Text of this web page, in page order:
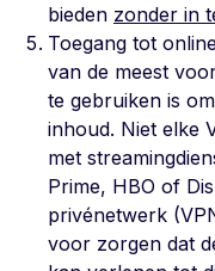
bieden zonder in
Toegang tot
van de meest
te gebruiken is
inhoud. Niet elke
met
Prime, HBO of
privénetwerk
voor zorgen dat